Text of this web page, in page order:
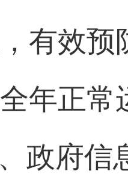
有效预
年正常
政府信